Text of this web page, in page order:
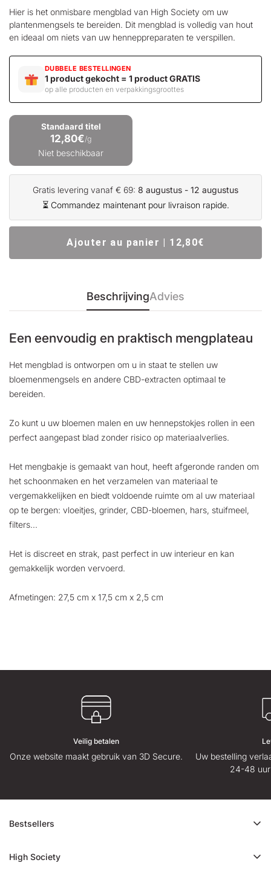
Hier is het onmisbare mengblad van High Society om uw
plantenmengsels te bereiden. Dit mengblad is volledig van hout
en ideaal om niets van uw henneppreparaten te verspillen.
DUBBELE BESTELLINGEN
1 product gekocht = 1 product GRATIS
op alle producten en verpakkingsgroottes
Standaard titel
12,80€/g
Niet beschikbaar
Gratis levering vanaf € 69: 8 augustus - 12 augustus
⏳ Commandez maintenant pour livraison rapide.
Ajouter au panier | 12,80€
BeschrijvingAdvies
Een eenvoudig en praktisch mengplateau
Het mengblad is ontworpen om u in staat te stellen uw
bloemenmengsels en andere CBD-extracten optimaal te
bereiden.
Zo kunt u uw bloemen malen en uw hennepstokjes rollen in een
perfect aangepast blad zonder risico op materiaalverlies.
Het mengbakje is gemaakt van hout, heeft afgeronde randen om
het schoonmaken en het verzamelen van materiaal te
vergemakkelijken en biedt voldoende ruimte om al uw materiaal
op te bergen: vloeitjes, grinder, CBD-bloemen, hars, stuifmeel,
filters...
Het is discreet en strak, past perfect in uw interieur en kan
gemakkelijk worden vervoerd.
Afmetingen: 27,5 cm x 17,5 cm x 2,5 cm
Veilig betalen
Onze website maakt gebruik van 3D Secure.
Uw bestelling
24-48
Bestsellers
High Society